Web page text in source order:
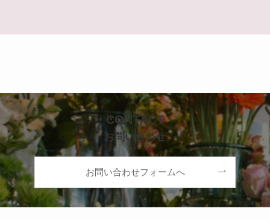
CONTACT
お問い合わせ
お問い合わせフォームへ